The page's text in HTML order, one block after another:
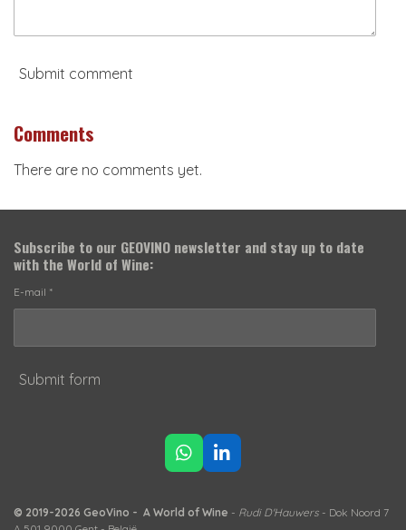
Submit comment
Comments
There are no comments yet.
Subscribe to our GEOVINO newsletter and stay up to date
with the World of Wine:
E-mail *
Submit form
W
h
t
L
i
k
© 2019-2026 GeoVino - A World of Wine - Rudi D'Hauwers - Dok Noord 7